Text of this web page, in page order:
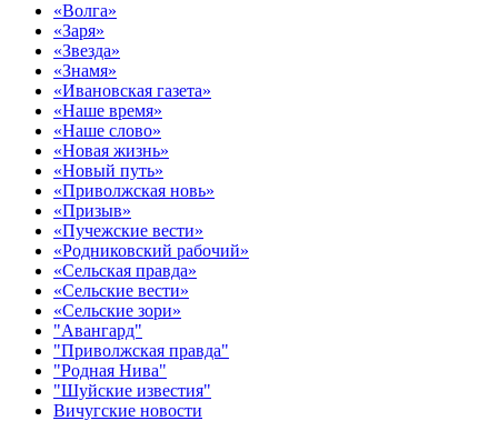
«Волга»
«Заря»
«Звезда»
«Знамя»
«Ивановская газета»
«Наше время»
«Наше слово»
«Новая жизнь»
«Новый путь»
«Приволжская новь»
«Призыв»
«Пучежские вести»
«Родниковский рабочий»
«Сельская правда»
«Сельские вести»
«Сельские зори»
"Авангард"
"Приволжская правда"
"Родная Нива"
"Шуйские известия"
Вичугские новости